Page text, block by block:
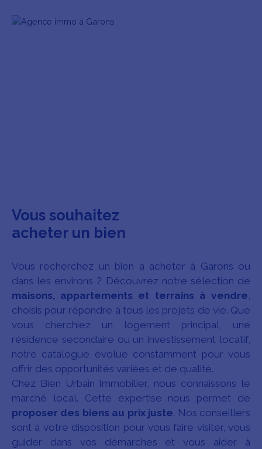
Vous souhaitez
acheter un bien
Vous recherchez un bien à acheter à Garons ou
dans les environs ? Découvrez notre sélection de
maisons, appartements et terrains à vendre,
choisis pour répondre à tous les projets de vie. Que
vous cherchiez un logement principal, une
résidence secondaire ou un investissement locatif,
notre catalogue évolue constamment pour vous
offrir des opportunités variées et de qualité.
Chez Bien Urbain Immobilier, nous connaissons le
marché local. Cette expertise nous permet de
proposer des biens au prix juste. Nos conseillers
sont à votre disposition pour vous faire visiter, vous
guider dans vos démarches et vous aider à